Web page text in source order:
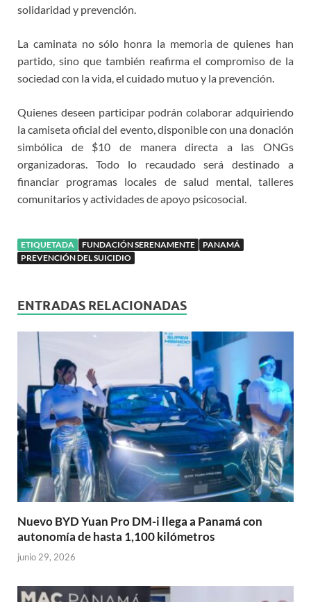
solidaridad y prevención.
La caminata no sólo honra la memoria de quienes han
partido, sino que también reafirma el compromiso de la
sociedad con la vida, el cuidado mutuo y la prevención.
Quienes deseen participar podrán colaborar adquiriendo
la camiseta oficial del evento, disponible con una donación
simbólica de $10 de manera directa a las ONGs
organizadoras. Todo lo recaudado será destinado a
financiar programas locales de salud mental, talleres
comunitarios y actividades de apoyo psicosocial.
ETIQUETADA FUNDACIÓN SERENAMENTE
PANAMÁ
PREVENCIÓN DEL SUICIDIO
ENTRADAS RELACIONADAS
Nuevo BYD Yuan Pro DM-i llega a Panamá con
autonomía de hasta 1,100 kilómetros
junio 29, 2026